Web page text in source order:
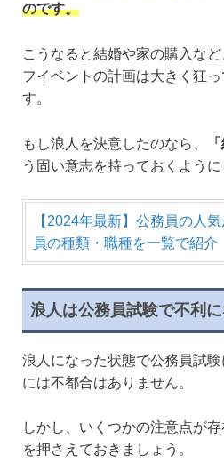
のです。
こうなると結婚や家の購入な
フイベントの計画は大きく狂
す。
もし浪人を決意したのなら、
う固い意志を持っておくように
【2024年最新】公務員の人
員の種類・職種を一覧で紹介
浪人は公務員試験で不利に
浪人になった状態で公務員試
には不都合はありません。
しかし、いくつかの注意点が
を押さえておきましょう。